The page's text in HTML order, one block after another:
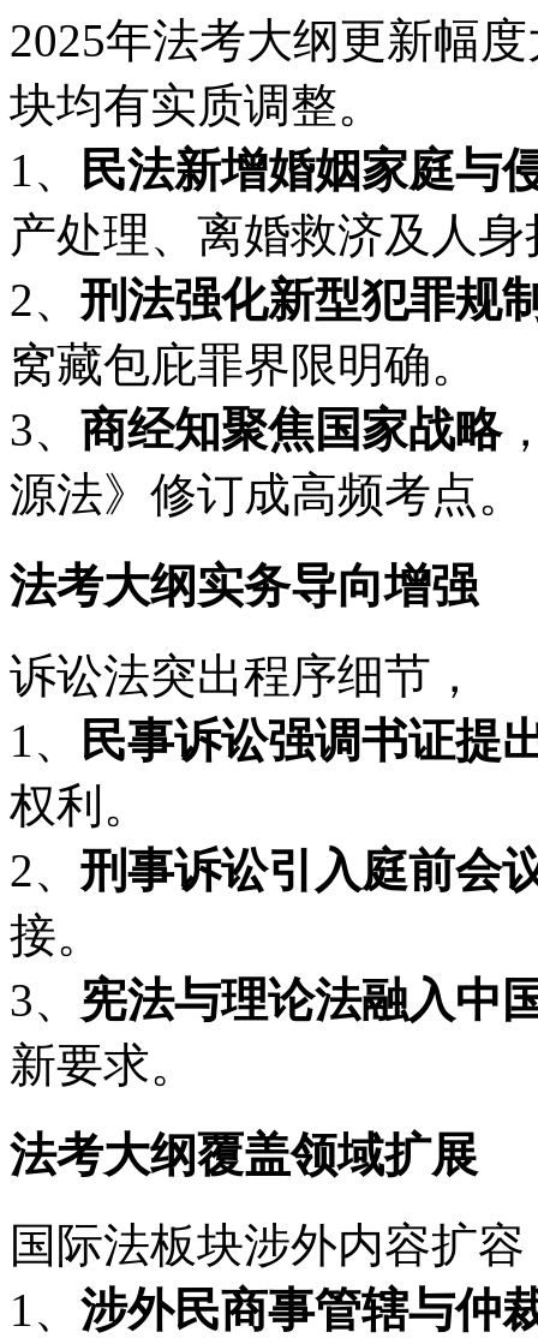
2025年法考大纲更新幅
块均有实质调整。
1、 民法新增婚姻家庭与
产处理、离婚救济及人
2、 刑法强化新型犯罪规
窝藏包庇罪界限明确。
3、 商经知聚焦国家战略
源法》修订成高频考点。
法考大纲实务导向增强
诉讼法突出程序细节，
1、 民事诉讼强调书证提
权利。
2、 刑事诉讼引入庭前会
接。
3、 宪法与理论法融入中
新要求。
法考大纲覆盖领域扩展
国际法板块涉外内容扩容
1、 涉外民商事管辖与仲